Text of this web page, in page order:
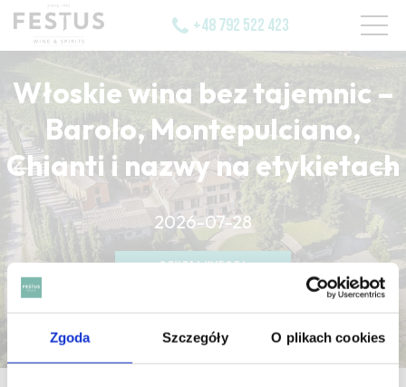
Zgoda Szczegóły O plikach cookies
+48 792 522 423
Włoskie wina bez tajemnic –
Barolo, Montepulciano,
Chianti i nazwy na etykietach
2026-07-28
CZYTAJ WIĘCEJ
CZYTAJ WIĘCEJ
CZYTAJ WIĘCEJ